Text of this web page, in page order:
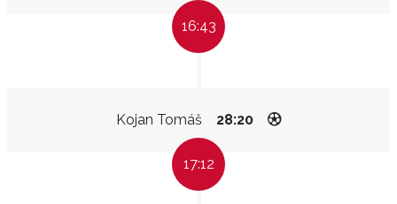
16:43
Kojan Tomáš 28:20
17:12